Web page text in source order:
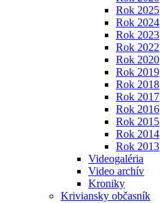
Rok 2025
Rok 2024
Rok 2023
Rok 2022
Rok 2020
Rok 2019
Rok 2018
Rok 2017
Rok 2016
Rok 2015
Rok 2014
Rok 2013
Videogaléria
Video archív
Kroniky
Kriviansky občasník